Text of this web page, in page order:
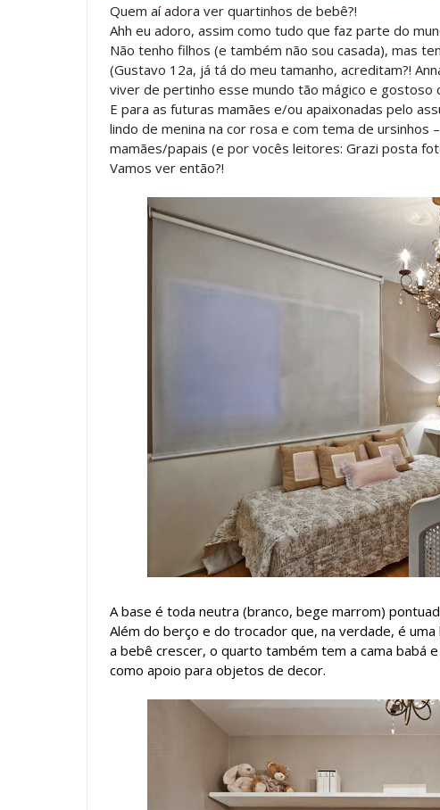
Quem aí adora ver quartinhos de bebê?!
Ahh eu adoro, assim como tudo que faz parte do
Não tenho filhos (e também não sou casada), mas
(Gustavo 12a, já tá do meu tamanho, acreditam?!
viver de pertinho esse mundo tão mágico e gostoso
E para as futuras mamães e/ou apaixonadas pelo
lindo de menina na cor rosa e com tema de ursinhos
mamães/papais (e por vocês leitores: Grazi posta
Vamos ver então?!
A base é toda neutra (branco, bege marrom)
Além do berço e do trocador que, na verdade, é
a bebê crescer, o quarto também tem a cama babá
como apoio para objetos de decor.